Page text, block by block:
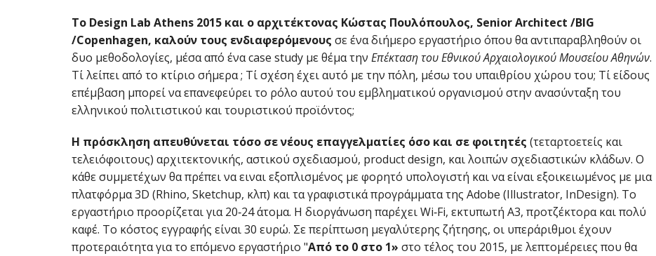
To Design Lab Athens 2015 και ο αρχιτέκτονας Κώστας Πουλόπουλος, Senior Architect /BIG
/Copenhagen, καλούν τους ενδιαφερόμενους σε ένα διήμερο εργαστήριο όπου θα αντιπαραβληθούν οι
δυο μεθοδολογίες, μέσα από ένα case study με θέμα την Επέκταση του Εθνικού Αρχαιολογικού Μουσείου Αθηνών.
Τί λείπει από το κτίριο σήμερα ; Τί σχέση έχει αυτό με την πόλη, μέσω του υπαιθρίου χώρου του; Τί είδους
επέμβαση μπορεί να επανεφεύρει το ρόλο αυτού του εμβληματικού οργανισμού στην ανασύνταξη του
ελληνικού πολιτιστικού και τουριστικού προϊόντος;
Η πρόσκληση απευθύνεται τόσο σε νέους επαγγελματίες όσο και σε φοιτητές (τεταρτοετείς και
τελειόφοιτους) αρχιτεκτονικής, αστικού σχεδιασμού, product design, και λοιπών σχεδιαστικών κλάδων. Ο
κάθε συμμετέχων θα πρέπει να ειναι εξοπλισμένος με φορητό υπολογιστή και να είναι εξοικειωμένος με μια
πλατφόρμα 3D (Rhino, Sketchup, κλπ) και τα γραφιστικά προγράμματα της Adobe (Illustrator, InDesign). Το
εργαστήριο προορίζεται για 20‐24 άτομα. Η διοργάνωση παρέχει Wi‐Fi, εκτυπωτή Α3, προτζέκτορα και πολύ
καφέ. Το κόστος εγγραφής είναι 30 ευρώ. Σε περίπτωση μεγαλύτερης ζήτησης, οι υπεράριθμοι έχουν
προτεραιότητα για το επόμενο εργαστήριο "Από το 0 στο 1» στο τέλος του 2015, με λεπτομέρειες που θα